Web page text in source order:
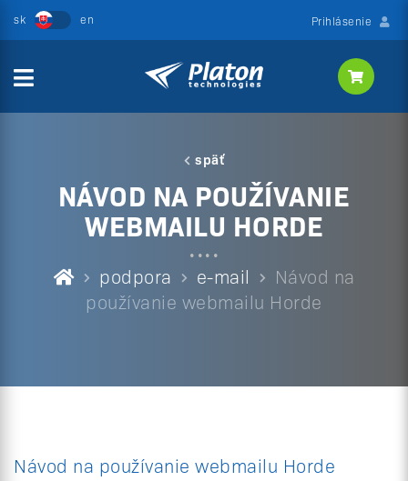
Prihlásenie
späť
NÁVOD NA POUŽÍVANIE
WEBMAILU HORDE
podpora e-mail
Návod na
používanie webmailu Horde
Návod na používanie webmailu Horde